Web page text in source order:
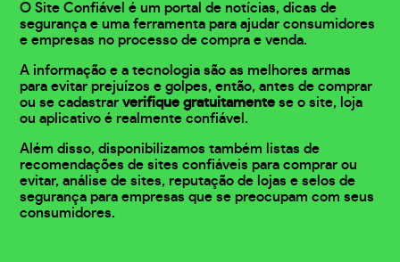
O Site Confiável é um portal de notícias, dicas de
segurança e uma ferramenta para ajudar consumidores
e empresas no processo de compra e venda.
A informação e a tecnologia são as melhores armas
para evitar prejuízos e golpes, então, antes de comprar
ou se cadastrarverifique gratuitamente se o site, loja
ou aplicativo é realmente confiável.
Além disso, disponibilizamos também listas de
recomendações de sites confiáveis para comprar ou
evitar, análise de sites, reputação de lojas e selos de
segurança para empresas que se preocupam com seus
consumidores.